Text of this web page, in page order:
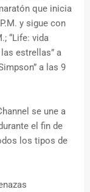
que inicia
y sigue con
“Life: vida
estrellas” a
a las 9
se une a
el fin de
los tipos de